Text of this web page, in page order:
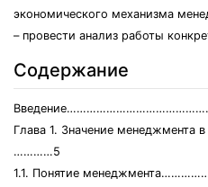
экономического механизма
– провести анализ работы
Содержание
Глава 1. Значение
…………5
1.1. Понятие